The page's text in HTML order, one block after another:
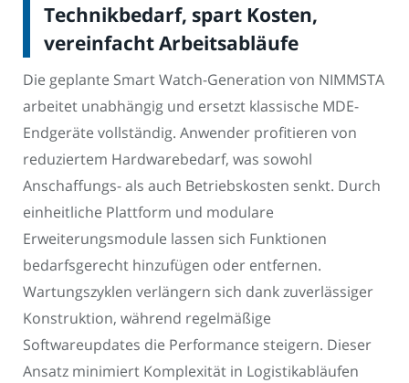
Technikbedarf, spart Kosten,
vereinfacht Arbeitsabläufe
Die geplante Smart Watch-Generation von NIMMSTA
arbeitet unabhängig und ersetzt klassische MDE-
Endgeräte vollständig. Anwender profitieren von
reduziertem Hardwarebedarf, was sowohl
Anschaffungs- als auch Betriebskosten senkt. Durch
einheitliche Plattform und modulare
Erweiterungsmodule lassen sich Funktionen
bedarfsgerecht hinzufügen oder entfernen.
Wartungszyklen verlängern sich dank zuverlässiger
Konstruktion, während regelmäßige
Softwareupdates die Performance steigern. Dieser
Ansatz minimiert Komplexität in Logistikabläufen